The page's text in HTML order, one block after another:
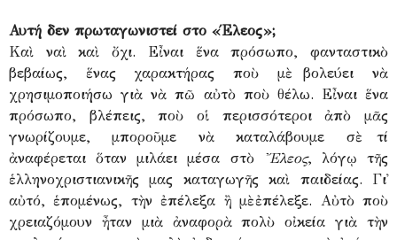
Αυτή δεν πρωταγωνιστεί στο «Έλεος»;
Καὶ ναὶ καὶ ὄχι. Εἶναι ἕνα πρόσωπο, φανταστικὸ
βεβαίως, ἕνας χαρακτήρας ποὺ μὲ βολεύει νὰ
χρησιμοποιήσω γιὰ νὰ πῶ αὐτὸ ποὺ θέλω. Εἶναι ἕνα
πρόσωπο, βλέπεις, ποὺ οἱ περισσότεροι ἀπὸ μᾶς
γνωρίζουμε, μποροῦμε νὰ καταλάβουμε σὲ τί
ἀναφέρεται ὅταν μιλάει μέσα στὸ
Ἔλεος, λόγῳ τῆς
ἑλληνοχριστιανικῆς μας καταγωγῆς καὶ παιδείας. Γι᾽
αὐτό, ἑπομένως, τὴν ἐπέλεξα ἢ μὲ ἐπέλεξε. Αὐτὸ ποὺ
χρειαζόμουν ἦταν μιὰ ἀναφορὰ πολὺ οἰκεία γιὰ τὴν